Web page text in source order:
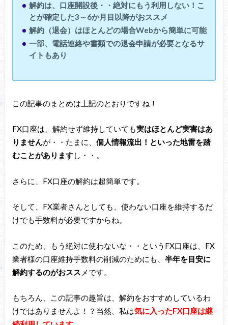
解約は、口座開設後・・絶対にもう利用しない！こ
とが確定した3～6か月目以降がおススメ
解約（退会）はほとんどの場合Webから簡単に可能
一部、電話連絡や書類での退会申請が必要となるサ
イトもあり
この記事のまとめは上記のとおりですね！
FX口座は、解約せず維持していても実はほとんど実害はあ
りませんが・・たまに、 個人情報流出！といった地雷を踏
むことがありますし・・。
さらに、FX口座の解約は超簡単です。
そして、FX業者さんとしても、使わない口座を維持するだ
けでも手数料が必要ですからね。
このため、もう絶対に使わないな・・というFX口座は、FX
業者様の口座維持手数料の削減のためにも、 半年を目安に
解約するのがおスス メです。
もちろん、この記事の趣旨は、解約をおすすめしているわ
けではありませんよ！？当然、私は気に入ったFX口座は継